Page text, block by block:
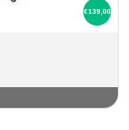
€139,00